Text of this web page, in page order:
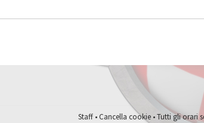
Staff•Cancella cookie• Tutti gli orari